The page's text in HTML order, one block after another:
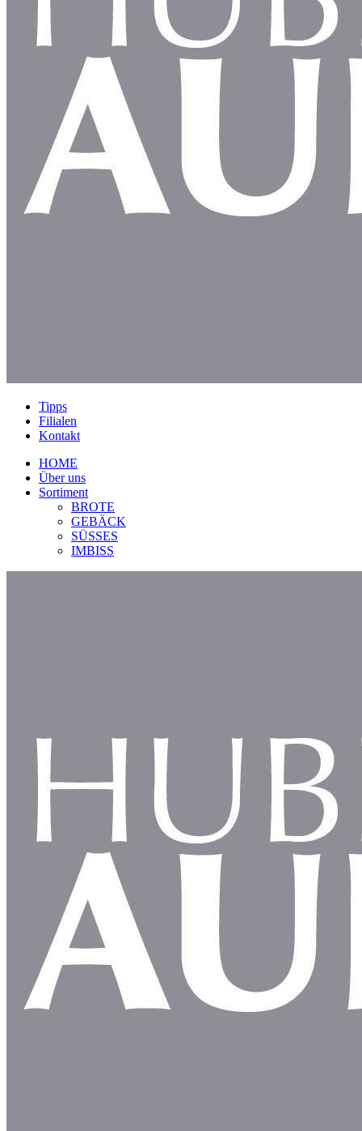
Tipps
Filialen
Kontakt
HOME
Über uns
Sortiment
BROTE
GEBÄCK
SÜSSES
IMBISS